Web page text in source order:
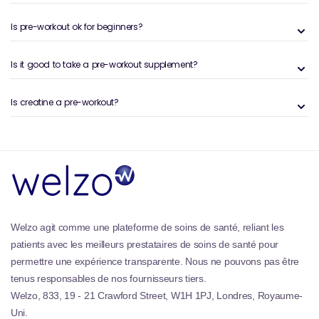
concentration et les niveaux d'énergie, aidant à
l'effort pendant l'exercice.
contre la fatigue musculaire, permettant des
séances d'entraînement plus longues et plus
intenses en augmentant les niveaux de carnosine
dans les muscles.
cours des activités de haute intensité.
BCAA (acides aminés à chaîne ramifiée)
soutiennent la récupération musculaire, réduisent les
douleurs musculaires et favorisent la synthèse des
protéines musculaires.
Précurseurs d'oxyde nitrique (par exemple, L-
arginine, L-citrulline): Ces composés aident à
améliorer la circulation sanguine, ce qui peut
Is pre-workout ok for beginners?
Is it good to take a pre-workout supplement?
Is creatine a pre-workout?
Welzo agit comme une plateforme de soins de santé, reliant les
patients avec les meilleurs prestataires de soins de santé pour
permettre une expérience transparente. Nous ne pouvons pas être
tenus responsables de nos fournisseurs tiers.
Welzo, 833, 19 - 21 Crawford Street, W1H 1PJ, Londres, Royaume-
Uni.